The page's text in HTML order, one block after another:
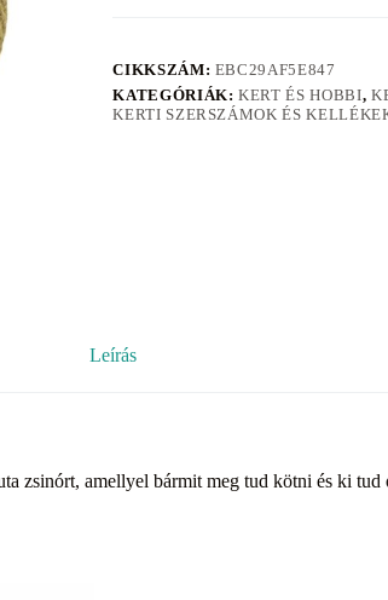
CIKKSZÁM: EBC29AF5E847
KATEGÓRIÁK:KERT ÉS HOBBI,
KERTI SZERSZÁMOK ÉS
Leírás
zsinórt, amellyel bármit meg tud kötni és ki